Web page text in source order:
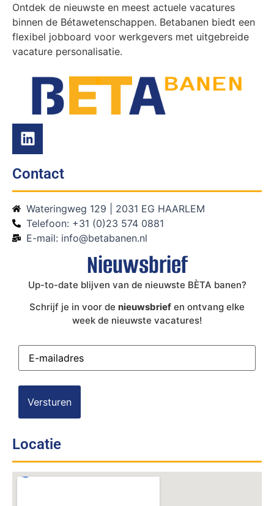
Ontdek de nieuwste en meest actuele vacatures
binnen de Bétawetenschappen. Betabanen biedt een
flexibel jobboard voor werkgevers met uitgebreide
vacature personalisatie.
Contact
Wateringweg 129 | 2031 EG HAARLEM
Telefoon: +31 (0)23 574 0881
E-mail: info@betabanen.nl
Nieuwsbrief
Up-to-date blijven van de nieuwste BÈTA banen?
Schrijf je in voor de nieuwsbrief en ontvang elke
week de nieuwste vacatures!
E-
mailadres(Vereist)
Locatie